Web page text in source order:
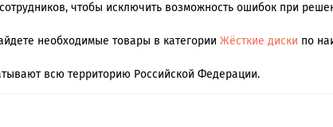
чтобы исключить возможность ошибок при
необходимые товары в категории Жёсткие диски по
всю территорию Российской Федерации.